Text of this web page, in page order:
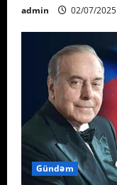
admin 02/07/2025
Gündəm